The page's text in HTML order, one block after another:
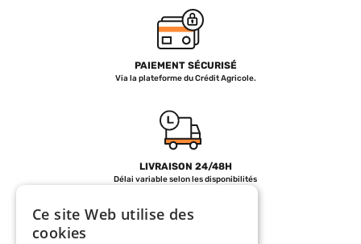
PAIEMENT SÉCURISÉ
Via la plateforme du Crédit Agricole.
LIVRAISON 24/48H
Délai variable selon les disponibilités
Ce site Web utilise des
cookies